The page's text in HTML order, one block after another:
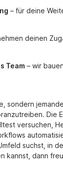
– für deine
deinen
Team – wir
sondern
Die
versuchen,
suchst, in
kannst, dann